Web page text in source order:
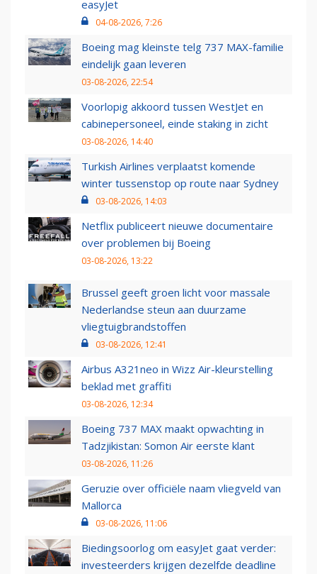
easyJet
04-08-2026, 7:26
Boeing mag kleinste telg 737 MAX-familie
eindelijk gaan leveren
03-08-2026, 22:54
Voorlopig akkoord tussen WestJet en
cabinepersoneel, einde staking in zicht
03-08-2026, 14:40
Turkish Airlines verplaatst komende
winter tussenstop op route naar Sydney
03-08-2026, 14:03
Netflix publiceert nieuwe documentaire
over problemen bij Boeing
03-08-2026, 13:22
Brussel geeft groen licht voor massale
Nederlandse steun aan duurzame
vliegtuigbrandstoffen
03-08-2026, 12:41
Airbus A321neo in Wizz Air-kleurstelling
beklad met graffiti
03-08-2026, 12:34
Boeing 737 MAX maakt opwachting in
Tadzjikistan: Somon Air eerste klant
03-08-2026, 11:26
Geruzie over officiële naam vliegveld van
Mallorca
03-08-2026, 11:06
Biedingsoorlog om easyJet gaat verder:
investeerders krijgen dezelfde deadline